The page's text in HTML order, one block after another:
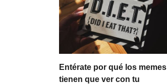
Entérate por qué los memes
tienen que ver con tu